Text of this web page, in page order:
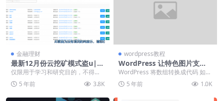
金融理财
最新12月份云挖矿模式盗u|秒
u源码|盗u源码
仅限用于学习和研究目的，不得将
用于商业或者非法用途！ 安装教程
和之前的那几个版本...
5 年前 3.8K
wordpress教程
WordPress 让特色图片支持G
IF动图
WordPress 将数组转换成代码 如何
将打印出的数组转换成php代码：
$c...5 年前 1.0K